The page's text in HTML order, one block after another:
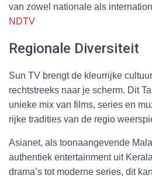
van zowel nationale als
NDTV
Regionale Diversiteit
Sun TV brengt de kleurrijke
rechtstreeks naar je scherm. Dit
unieke mix van films, series en
rijke tradities van de regio
Asianet, als toonaangevende
authentiek entertainment uit
drama’s tot moderne series, dit